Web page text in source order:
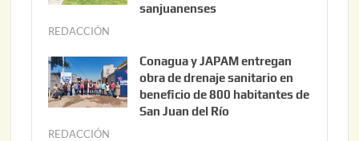
t
,
2
0
sanjuanenses
REDACCIÓN
n
i
o
Conagua y JAPAM entregan
obra de drenaje sanitario en
beneficio de 800 habitantes de
San Juan del Río
REDACCIÓN